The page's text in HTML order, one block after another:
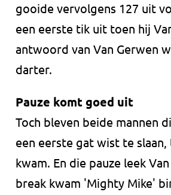
gooide vervolgens 127 uit
een eerste tik uit toen hij
antwoord van Van Gerwen
darter.
Pauze komt goed uit
Toch bleven beide mannen
een eerste gat wist te
kwam. En die pauze leek
break kwam 'Mighty Mike'